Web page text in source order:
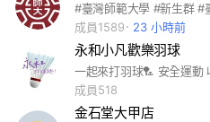
#臺灣師範大學 #新生群 #
成員1589
23 小時前
永和小凡歡樂羽球
成員518
金石堂大甲店